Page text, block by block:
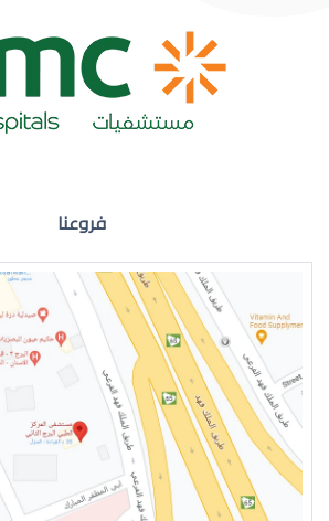
ضعف نظر في العين اليسرى
فروعنا